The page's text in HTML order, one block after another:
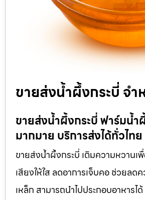
ขายส่งน้ำผึ้งกระบี่ จ
ขายส่งน้ำผึ้งกระบี่ ฟาร์มน้ำ
มากมาย บริการส่งได้ทั่วไทย
ขายส่งน้ำผึ้งกระบี่ เติมความหวาน
เสียงให้ใส ลดอาการเจ็บคอ ช่วยลด
เหล็ก สามารถนำไปประกอบอาหาร